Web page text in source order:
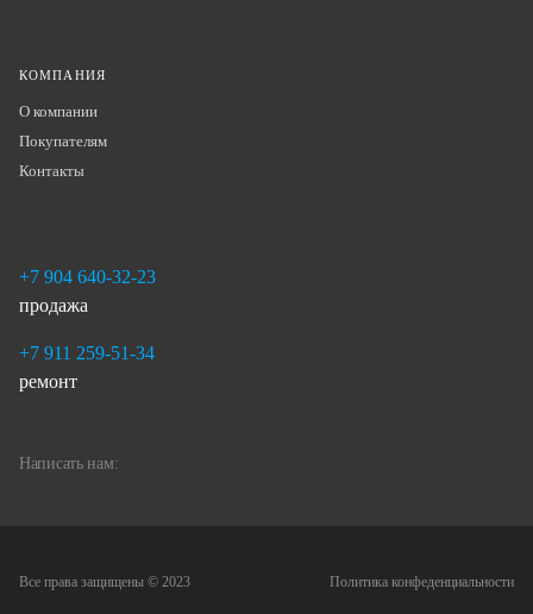
КОМПАНИЯ
О компании
Покупателям
Контакты
+7 904 640-32-23
продажа
+7 911 259-51-34
ремонт
Написать нам:
Все права защищены © 2023 Политика конфеденциальности